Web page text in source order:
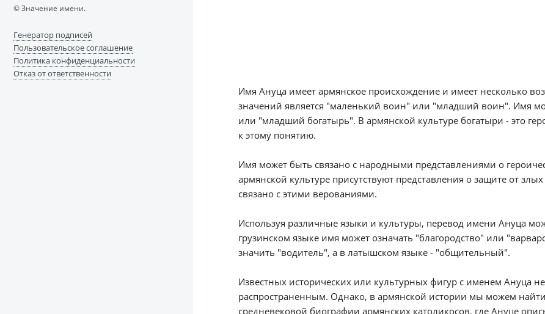
Имя Ануца имеет армянское происхождение и имеет несколько
значений является "маленький воин" или "младший воин". Имя
или "младший богатырь". В армянской культуре богатыри - это
к этому понятию.
Имя может быть связано с народными представлениями о
армянской культуре присутствуют представления о защите от
связано с этими верованиями.
Используя различные языки и культуры, перевод имени Ануца
грузинском языке имя может означать "благородство" или
значить "водитель", а в латышском языке - "общительный".
Известных исторических или культурных фигур с именем Ануца
распространенным. Однако, в армянской истории мы можем
средневековой биографии армянских католикосов, где Ануце
© Значение имени.
Генератор подписей
Пользовательское соглашение
Политика конфиденциальности
Отказ от ответственности